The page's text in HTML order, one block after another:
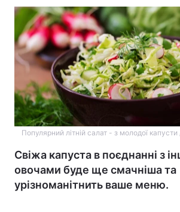
Популярний літній салат - з молодої
Свіжа капуста в поєднанні з
овочами буде ще смачніша та
урізноманітнить ваше меню.